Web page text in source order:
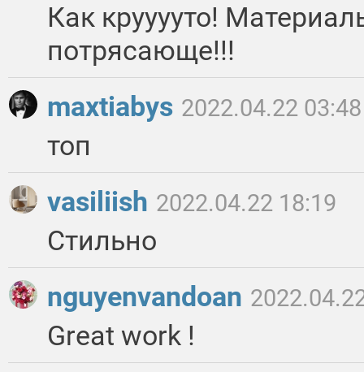
Как крууууто!
потрясающе!!!
maxtiabys 2022.04.22 03:48
топ
vasiliish 2022.04.22 18:19
Стильно
nguyenvandoan
Great work !